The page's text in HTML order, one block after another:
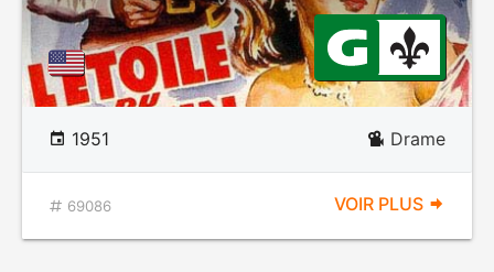
1951 Drame
69086 VOIR PLUS